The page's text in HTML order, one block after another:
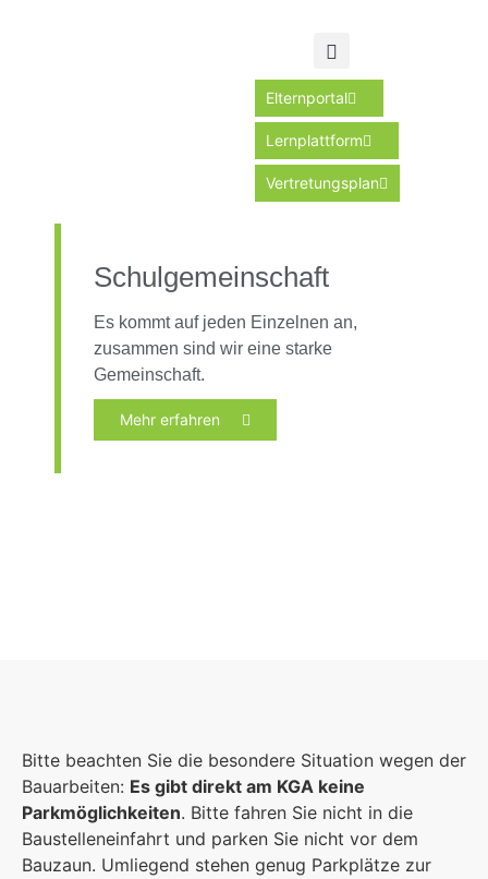
Elternportal
Lernplattform
Vertretungsplan
Schulgemeinschaft
Es kommt auf jeden Einzelnen an,
zusammen sind wir eine starke
Gemeinschaft.
Mehr erfahren
Bitte beachten Sie die besondere Situation wegen der
Bauarbeiten: Es gibt direkt am KGA keine
Parkmöglichkeiten. Bitte fahren Sie nicht in die
Baustelleneinfahrt und parken Sie nicht vor dem
Bauzaun. Umliegend stehen genug Parkplätze zur